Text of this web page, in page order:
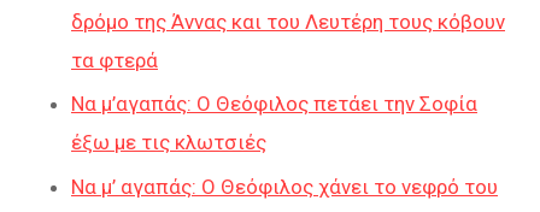
δρόμο της Άννας και του Λευτέρη τους κόβουν
τα φτερά
Να μ’αγαπάς: Ο Θεόφιλος πετάει την Σοφία
έξω με τις κλωτσιές
Να μ’ αγαπάς: Ο Θεόφιλος χάνει το νεφρό του